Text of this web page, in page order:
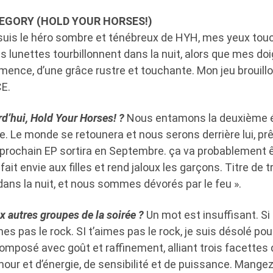
(HOLD YOUR HORSES!)
le héro sombre et ténébreux de HYH, mes yeux
lunettes tourbillonnent dans la nuit, alors que mes
d’une grâce rustre et touchante. Mon jeu
Hold Your Horses! ? Nous entamons la deuxième
Le monde se retounera et nous serons derrière lui,
EP sortira en Septembre. ça va probablement
envie aux filles et rend jaloux les garçons. Titre de
la nuit, et nous sommes dévorés par le feu ».
autres groupes de la soirée ? Un mot est insuffisant.
pas le rock. SI t’aimes pas le rock, je suis désolé
avec goût et raffinement, alliant trois facettes
et d’énergie, de sensibilité et de puissance.